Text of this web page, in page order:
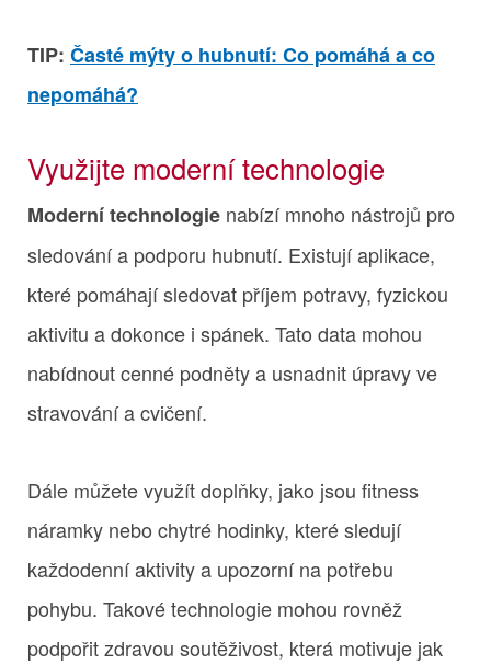
TIP: Časté mýty o hubnutí: Co pomáhá a co
nepomáhá?
Využijte moderní technologie
Moderní technologie nabízí mnoho nástrojů pro
sledování a podporu hubnutí. Existují aplikace,
které pomáhají sledovat příjem potravy, fyzickou
aktivitu a dokonce i spánek. Tato data mohou
nabídnout cenné podněty a usnadnit úpravy ve
stravování a cvičení.
Dále můžete využít doplňky, jako jsou fitness
náramky nebo chytré hodinky, které sledují
každodenní aktivity a upozorní na potřebu
pohybu. Takové technologie mohou rovněž
podpořit zdravou soutěživost, která motivuje jak